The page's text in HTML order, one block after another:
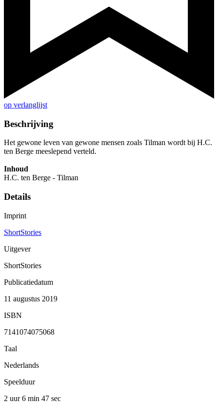
op verlanglijst
Beschrijving
Het gewone leven van gewone mensen zoals Tilman wordt bij H.C.
ten Berge meeslepend verteld.
Inhoud
H.C. ten Berge - Tilman
Details
Imprint
ShortStories
Uitgever
ShortStories
Publicatiedatum
11 augustus 2019
ISBN
7141074075068
Taal
Nederlands
Speelduur
2 uur 6 min 47 sec